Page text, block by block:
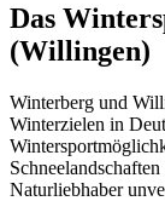
Das
(Willingen)
Winterberg und
Winterzielen in
Naturliebhaber